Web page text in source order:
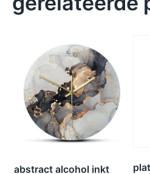
abstract alcohol inkt